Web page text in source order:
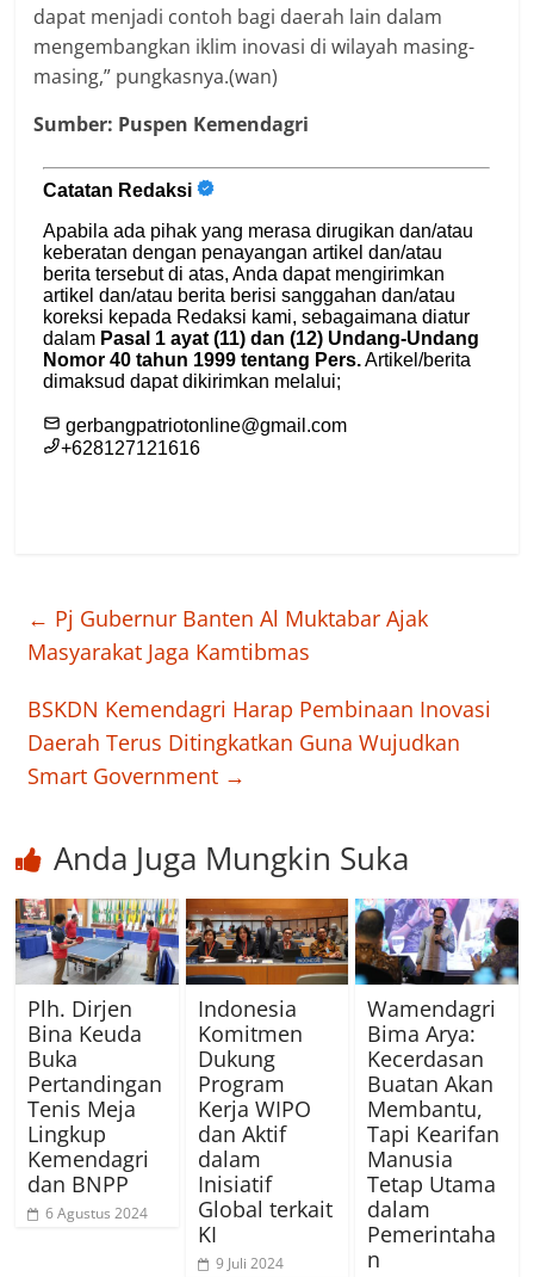
dapat menjadi contoh bagi daerah lain dalam
mengembangkan iklim inovasi di wilayah masing-
masing,” pungkasnya.(wan)
Sumber: Puspen Kemendagri
← Pj Gubernur Banten Al Muktabar Ajak
Masyarakat Jaga Kamtibmas
BSKDN Kemendagri Harap Pembinaan Inovasi
Daerah Terus Ditingkatkan Guna Wujudkan
Smart Government →
Anda Juga Mungkin Suka
Plh. Dirjen
Bina Keuda
Buka
Pertandingan
Tenis Meja
Lingkup
Kemendagri
dan BNPP
6 Agustus 2024
Indonesia
Komitmen
Dukung
Program
Kerja WIPO
dan Aktif
dalam
Inisiatif
Global terkait
KI
9 Juli 2024
Wamendagri
Bima Arya:
Kecerdasan
Buatan Akan
Membantu,
Tapi Kearifan
Manusia
Tetap Utama
dalam
Pemerintaha
n